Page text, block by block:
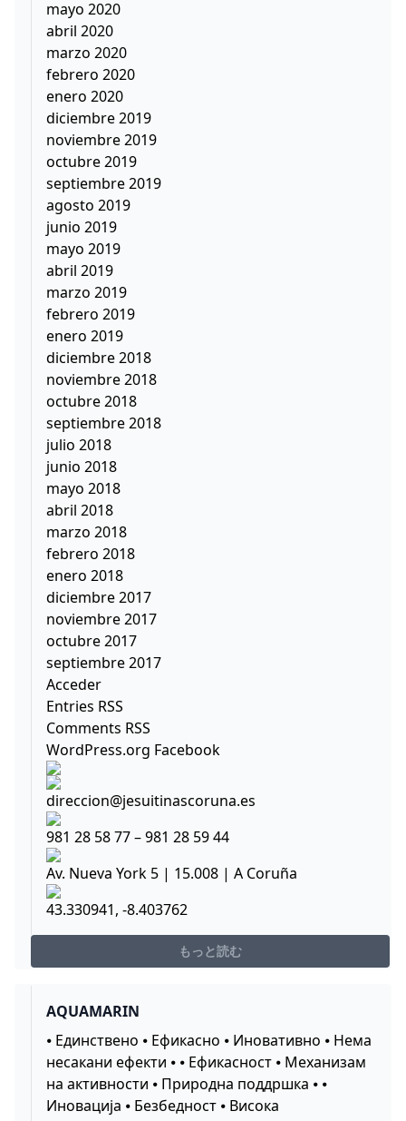
mayo 2020
abril 2020
marzo 2020
febrero 2020
enero 2020
diciembre 2019
noviembre 2019
octubre 2019
septiembre 2019
agosto 2019
junio 2019
mayo 2019
abril 2019
marzo 2019
febrero 2019
enero 2019
diciembre 2018
noviembre 2018
octubre 2018
septiembre 2018
julio 2018
junio 2018
mayo 2018
abril 2018
marzo 2018
febrero 2018
enero 2018
diciembre 2017
noviembre 2017
octubre 2017
septiembre 2017
Acceder
Entries RSS
Comments RSS
WordPress.org Facebook
direccion@jesuitinascoruna.es
981 28 58 77 – 981 28 59 44
Av. Nueva York 5 | 15.008 | A Coruña
43.330941, -8.403762
もっと読む
AQUAMARIN
⦁ Единствено ⦁ Ефикасно ⦁ Иновативно ⦁ Нема
несакани ефекти ⦁ ⦁ Ефикасност ⦁ Механизам
на активности ⦁ Природна поддршка ⦁ ⦁
Иновација ⦁ Безбедност ⦁ Висока